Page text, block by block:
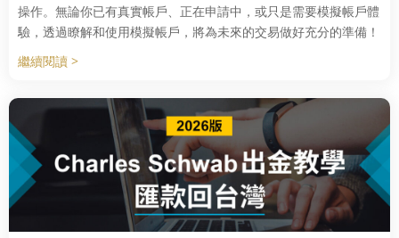
操作。無論你已有真實帳戶、正在申請中，或只是需要模擬帳戶體
驗，透過瞭解和使用模擬帳戶，將為未來的交易做好充分的準備！
繼續閱讀 >